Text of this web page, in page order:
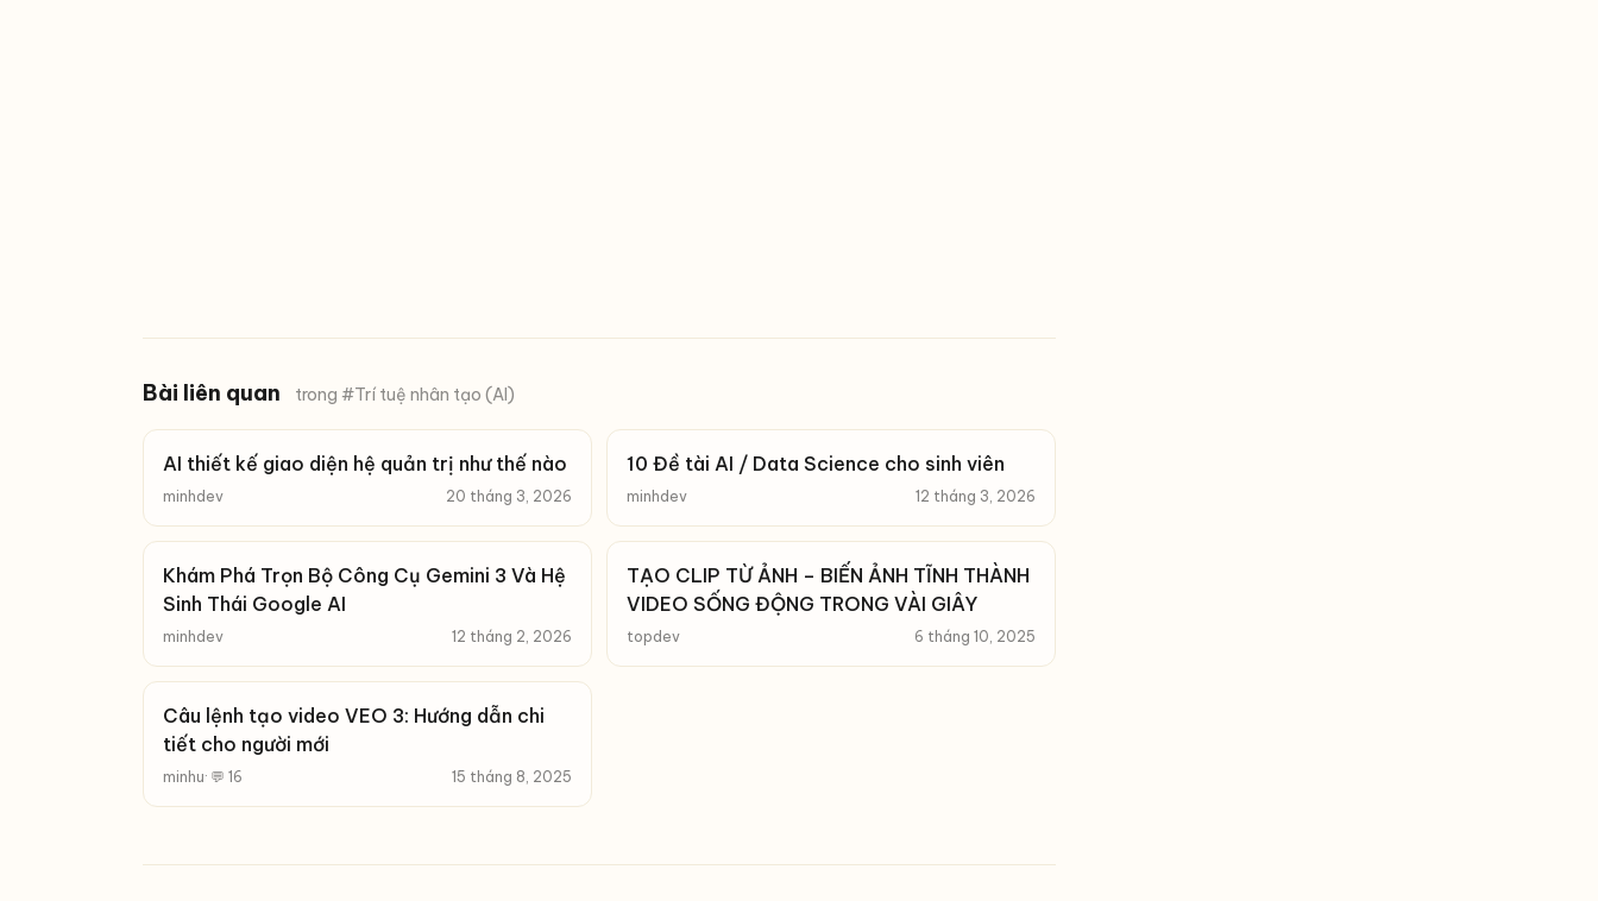
Bài liên quan trong #Trí tuệ nhân tạo (AI)
AI thiết kế giao diện hệ quản trị như thế nào
minhdev 20 tháng 3, 2026
10 Đề tài AI / Data Science cho sinh viên
minhdev 12 tháng 3, 2026
Khám Phá Trọn Bộ Công Cụ Gemini 3 Và Hệ
Sinh Thái Google AI
minhdev 12 tháng 2, 2026
TẠO CLIP TỪ ẢNH – BIẾN ẢNH TĨNH THÀNH
VIDEO SỐNG ĐỘNG TRONG VÀI GIÂY
topdev 6 tháng 10, 2025
Câu lệnh tạo video VEO 3: Hướng dẫn chi
tiết cho người mới
minhu· 💬 16 15 tháng 8, 2025